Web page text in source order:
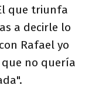
que triunfa
a decirle lo
Rafael yo
no quería